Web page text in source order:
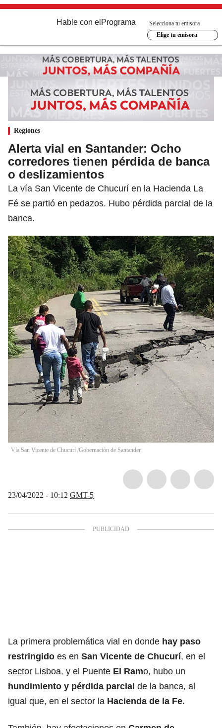
Hable con el Programa
Selecciona tu emisora
Elige tu emisora
Regiones
Alerta vial en Santander: Ocho
corredores tienen pérdida de banca
o deslizamientos
La vía San Vicente de Chucurí en la Hacienda La
Fé se partió en pedazos. Hubo pérdida parcial de la
banca.
Vía San Vicente de Chucurí /Gobernación de Santander
23/04/2022 - 10:12 GMT-5
La primera problemática vial en donde hay paso
restringido es en San Vicente de Chucurí, en el
sector Lisboa, y el Puente El Ramo, hubo un
hundimiento y pérdida parcial de la banca, al
igual que, en el sector la Hacienda de la Fe.